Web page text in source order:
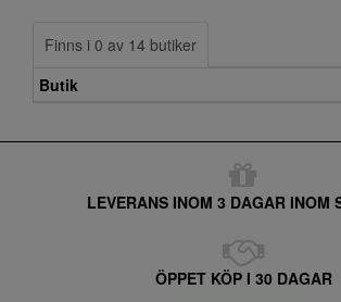
Finns i 0 av 14 butiker
Butik
LEVERANS INOM 3 DAGAR INOM
ÖPPET KÖP I 30 DAGAR